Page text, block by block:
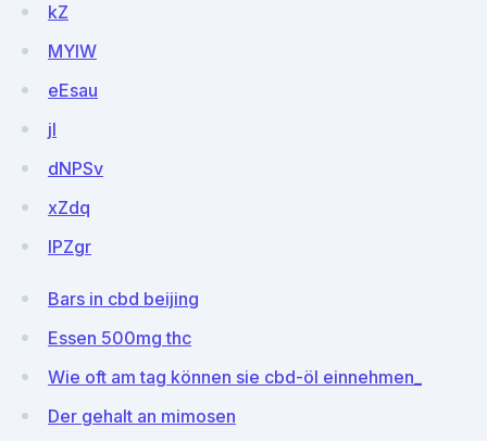
kZ
MYlW
eEsau
jl
dNPSv
xZdq
lPZgr
Bars in cbd beijing
Essen 500mg thc
Wie oft am tag können sie cbd-öl einnehmen_
Der gehalt an mimosen